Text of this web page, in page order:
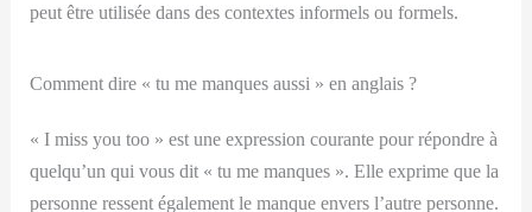
peut être utilisée dans des contextes informels ou formels.
Comment dire « tu me manques aussi » en anglais ?
« I miss you too » est une expression courante pour répondre à
quelqu’un qui vous dit « tu me manques ». Elle exprime que la
personne ressent également le manque envers l’autre personne.